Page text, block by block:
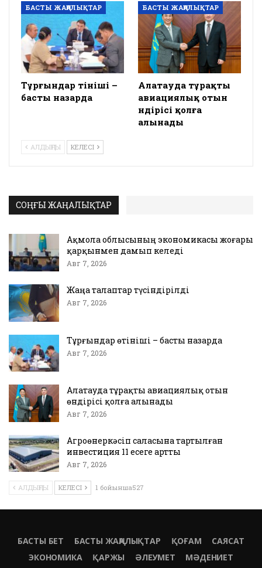
БАСТЫ ЖАҢАЛЫҚТАР
Тұрғындар өтініші –
басты назарда
БАСТЫ ЖАҢАЛЫҚТАР
Алатауда тұрақты
авиациялық отын
өндірісі қолға
алынады
АЛДЫҢҒЫ КЕЛЕСІ
СОҢҒЫ ЖАҢАЛЫҚТАР
Ақмола облысының экономикасы жоғары
қарқынмен дамып келеді
Авг 7, 2026
Жаңа талаптар түсіндірілді
Авг 7, 2026
Тұрғындар өтініші – басты назарда
Авг 7, 2026
Алатауда тұрақты авиациялық отын
өндірісі қолға алынады
Авг 7, 2026
Агроөнеркәсіп саласына тартылған
инвестиция 11 есеге артты
Авг 7, 2026
АЛДЫҢҒЫ КЕЛЕСІ 1 бойынша527
БАСТЫ БЕТ БАСТЫ ЖАҢАЛЫҚТАР ҚОҒАМ
САЯСАТ
ЭКОНОМИКА
ҚАРЖЫ ӘЛЕУМЕТ МӘДЕНИЕТ